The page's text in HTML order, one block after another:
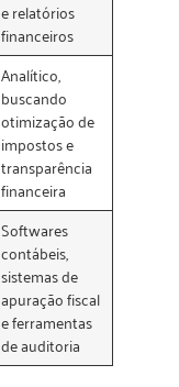
e relatórios
financeiros
Analítico,
buscando
otimização de
impostos e
transparência
financeira
Softwares
contábeis,
sistemas de
apuração fiscal
e ferramentas
de auditoria